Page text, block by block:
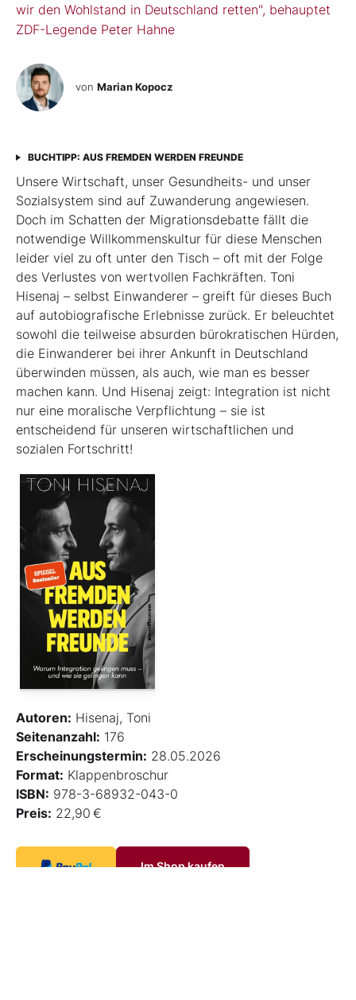
wir den Wohlstand in Deutschland retten", behauptet
ZDF-Legende Peter Hahne
von Marian Kopocz
BUCHTIPP: AUS FREMDEN WERDEN FREUNDE
Unsere Wirtschaft, unser Gesundheits- und unser
Sozialsystem sind auf Zuwanderung angewiesen.
Doch im Schatten der Migrationsdebatte fällt die
notwendige Willkommenskultur für diese Menschen
leider viel zu oft unter den Tisch – oft mit der Folge
des Verlustes von wertvollen Fachkräften. Toni
Hisenaj – selbst Einwanderer – greift für dieses Buch
auf autobiografische Erlebnisse zurück. Er beleuchtet
sowohl die teilweise absurden bürokratischen Hürden,
die Einwanderer bei ihrer Ankunft in Deutschland
überwinden müssen, als auch, wie man es besser
machen kann. Und Hisenaj zeigt: Integration ist nicht
nur eine moralische Verpflichtung – sie ist
entscheidend für unseren wirtschaftlichen und
sozialen Fortschritt!
Autoren: Hisenaj, Toni
Seitenanzahl: 176
Erscheinungstermin: 28.05.2026
Format: Klappenbroschur
ISBN: 978-3-68932-043-0
Preis: 22,90 €
Im Shop kaufen